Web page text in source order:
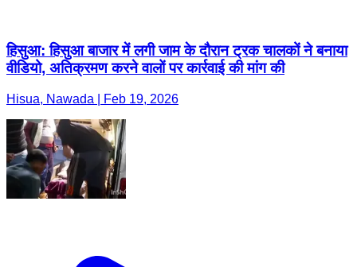
हिसुआ: हिसुआ बाजार में लगी जाम के दौरान ट्रक चालकों ने बनाया
वीडियो, अतिक्रमण करने वालों पर कार्रवाई की मांग की
Hisua, Nawada | Feb 19, 2026